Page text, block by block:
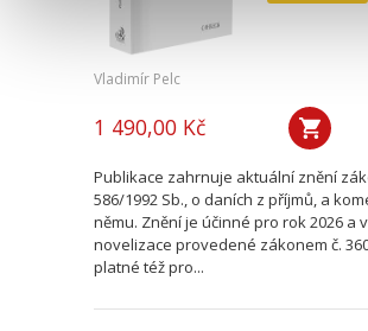
Vladimír Pelc
1 490,00 Kč
Publikace zahrnuje aktuální znění
586/1992 Sb., o daních z příjmů, a
němu. Znění je účinné pro rok 2026 a
novelizace provedené zákonem č.
platné též pro...